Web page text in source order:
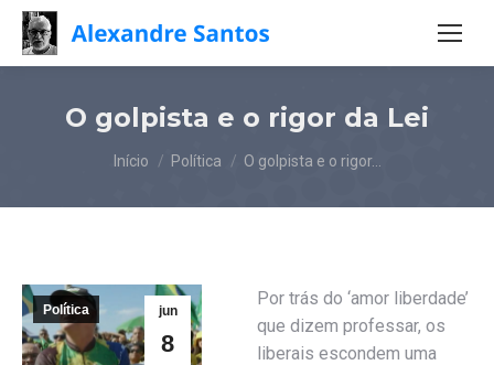
O golpista e o rigor da Lei
Você está aqui:
Início Política O golpista e o rigor…
jun
8
Política
Por trás do ‘amor liberdade’
que dizem professar, os
liberais escondem uma